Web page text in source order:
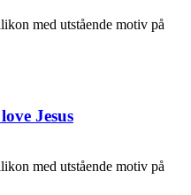
med utstående motiv på
Jesus
med utstående motiv på